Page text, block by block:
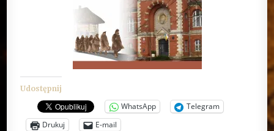
Udostępnij
WhatsApp
Telegram
Drukuj
E-mail